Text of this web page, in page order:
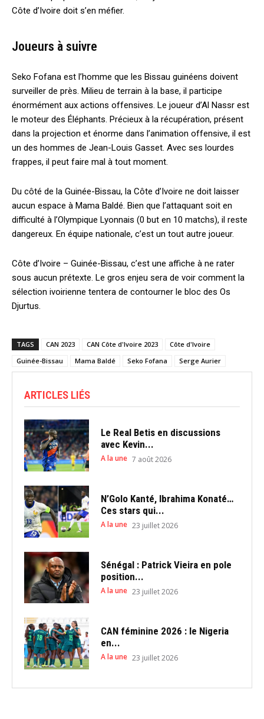
Côte d’Ivoire doit s’en méfier.
Joueurs à suivre
Seko Fofana est l’homme que les Bissau guinéens doivent
surveiller de près. Milieu de terrain à la base, il participe
énormément aux actions offensives. Le joueur d’Al Nassr est
le moteur des Éléphants. Précieux à la récupération, présent
dans la projection et énorme dans l’animation offensive, il est
un des hommes de Jean-Louis Gasset. Avec ses lourdes
frappes, il peut faire mal à tout moment.
Du côté de la Guinée-Bissau, la Côte d’Ivoire ne doit laisser
aucun espace à Mama Baldé. Bien que l’attaquant soit en
difficulté à l’Olympique Lyonnais (0 but en 10 matchs), il reste
dangereux. En équipe nationale, c’est un tout autre joueur.
Côte d’Ivoire – Guinée-Bissau, c’est une affiche à ne rater
sous aucun prétexte. Le gros enjeu sera de voir comment la
sélection ivoirienne tentera de contourner le bloc des Os
Djurtus.
TAGS CAN 2023 CAN Côte d'Ivoire 2023
Côte d'Ivoire
Guinée-Bissau
Mama Baldé Seko Fofana Serge Aurier
ARTICLES LIÉS
Le Real Betis en discussions
avec Kevin...
A la une 7 août 2026
N’Golo Kanté, Ibrahima Konaté…
Ces stars qui...
A la une 23 juillet 2026
Sénégal : Patrick Vieira en pole
position...
A la une 23 juillet 2026
CAN féminine 2026 : le Nigeria
en...
A la une 23 juillet 2026